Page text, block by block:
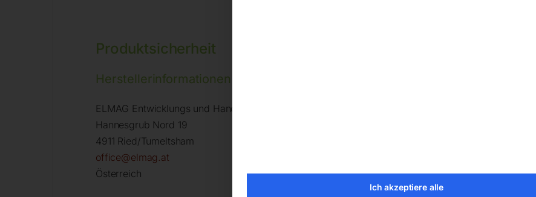
Produktsicherheit
Herstellerinformationen
ELMAG Entwicklungs und Handels GmbH
Hannesgrub Nord 19
4911 Ried/Tumeltsham
office@elmag.at
Österreich
Ich akzeptiere alle